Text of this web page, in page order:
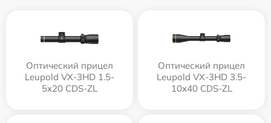
Оптический прицел
Leupold VX-3HD 1.5-
5x20 CDS-ZL
Оптический прицел
Leupold VX-3HD 3.5-
10x40 CDS-ZL